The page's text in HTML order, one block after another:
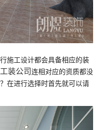
施工设计都会具备相应的装
工装公司连相对应的资质都没
在进行选择时首先就可以请